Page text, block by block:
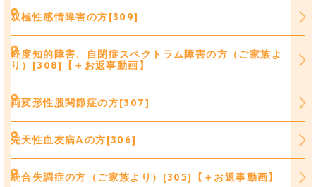
双極性感情障害の方[309]
軽度知的障害、自閉症スペクトラム障害の方（ご家族よ
り）[308]【＋お返事動画】
両変形性股関節症の方[307]
先天性血友病Aの方[306]
統合失調症の方（ご家族より）[305]【＋お返事動画】